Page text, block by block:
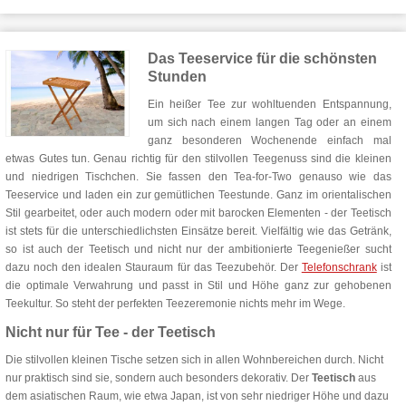
Das Teeservice für die schönsten
Stunden
Ein heißer Tee zur wohltuenden Entspannung,
um sich nach einem langen Tag oder an einem
ganz besonderen Wochenende einfach mal
etwas Gutes tun. Genau richtig für den stilvollen Teegenuss sind die kleinen
und niedrigen Tischchen. Sie fassen den Tea-for-Two genauso wie das
Teeservice und laden ein zur gemütlichen Teestunde. Ganz im orientalischen
Stil gearbeitet, oder auch modern oder mit barocken Elementen - der Teetisch
ist stets für die unterschiedlichsten Einsätze bereit. Vielfältig wie das Getränk,
so ist auch der Teetisch und nicht nur der ambitionierte Teegenießer sucht
dazu noch den idealen Stauraum für das Teezubehör. Der Telefonschrankist
die optimale Verwahrung und passt in Stil und Höhe ganz zur gehobenen
Teekultur. So steht der perfekten Teezeremonie nichts mehr im Wege.
Nicht nur für Tee - der Teetisch
Die stilvollen kleinen Tische setzen sich in allen Wohnbereichen durch. Nicht
nur praktisch sind sie, sondern auch besonders dekorativ. DerTeetisch aus
dem asiatischen Raum, wie etwa Japan, ist von sehr niedriger Höhe und dazu